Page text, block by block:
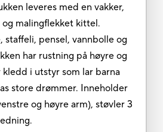
leveres med en vakker,
malingflekket kittel.
staffeli, pensel, vannbolle og
har rustning på høyre og
i utstyr som lar barna
store drømmer. Inneholder
og høyre arm), støvler 3